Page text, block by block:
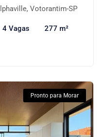
Votorantim-SP
4 Vagas 277 m²
Pronto para Morar